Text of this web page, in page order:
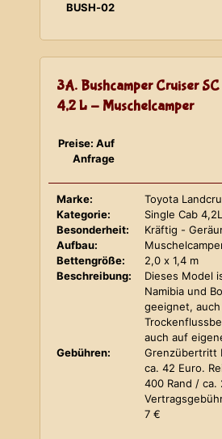
BUSH-02
3A. Bushcamper Cruiser SC
4,2 L - Muschelcamper
Preise: Auf
Anfrage
Marke:
Toyota
Kategorie:
Single Cab 4,2L
Besonderheit:
Kräftig -
Aufbau:
Bettengröße:
2,0 x 1,4 m
Beschreibung:
Dieses Model
Namibia und
geeignet,
auch auf
Gebühren:
Grenzübertritt
ca. 42 Euro.
400 Rand / ca.
7 €